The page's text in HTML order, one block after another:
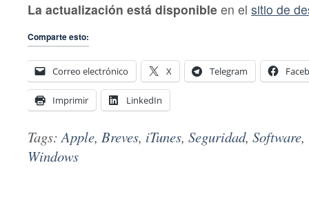
La actualización está disponible en el sitio de
Comparte esto:
Correo electrónico X Telegram
Imprimir LinkedIn
Tags:Apple, Breves, iTunes, Seguridad, Software,
Windows